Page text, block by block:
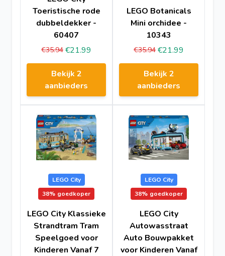
Toeristische rode
dubbeldekker -
60407
€35.94 €21.99
Bekijk 2
aanbieders
LEGO Botanicals
Mini orchidee -
10343
€35.94 €21.99
Bekijk 2
aanbieders
LEGO City
38% goedkoper
LEGO City Klassieke
Strandtram Tram
Speelgoed voor
Kinderen Vanaf 7
LEGO City
38% goedkoper
LEGO City
Autowasstraat
Auto Bouwpakket
voor Kinderen Vanaf